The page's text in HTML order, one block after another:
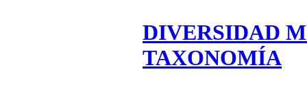
DIVERSIDAD
TAXONOMÍA